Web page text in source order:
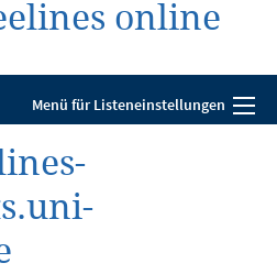
online
Menü für Listeneinstellungen